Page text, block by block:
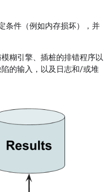
条件（例如内存损坏），并
糊引擎、插桩的排错程序以
的输入，以及日志和/或堆